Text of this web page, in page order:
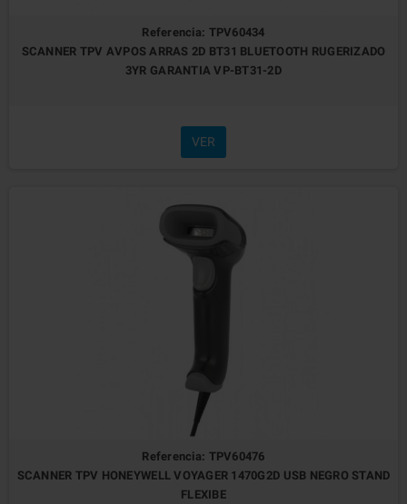
Referencia: TPV60434
SCANNER TPV AVPOS ARRAS 2D BT31 BLUETOOTH RUGERIZADO
3YR GARANTIA VP-BT31-2D
VER
Referencia: TPV60476
SCANNER TPV HONEYWELL VOYAGER 1470G2D USB NEGRO STAND
FLEXIBE